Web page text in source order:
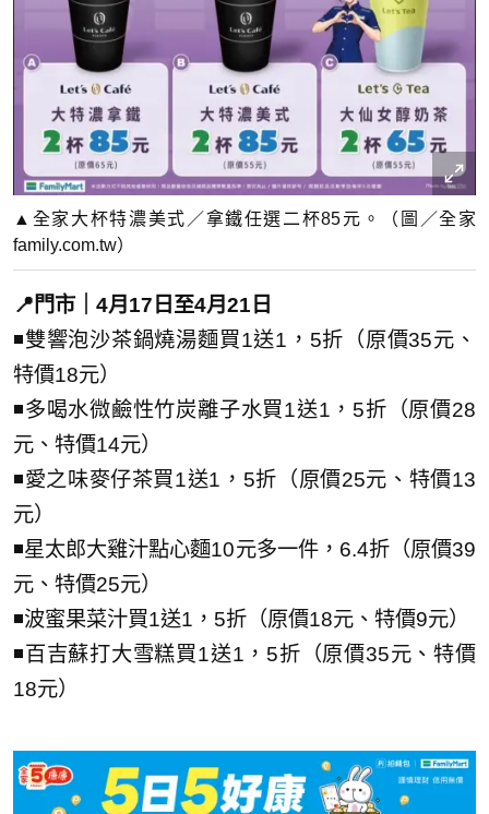
▲全家大杯特濃美式／拿鐵任選二杯85元。（圖／全家
family.com.tw）
📍門市｜4月17日至4月21日
◾雙響泡沙茶鍋燒湯麵買1送1，5折（原價35元、
特價18元）
◾多喝水微鹼性竹炭離子水買1送1，5折（原價28
元、特價14元）
◾愛之味麥仔茶買1送1，5折（原價25元、特價13
元）
◾星太郎大雞汁點心麵10元多一件，6.4折（原價39
元、特價25元）
◾波蜜果菜汁買1送1，5折（原價18元、特價9元）
◾百吉蘇打大雪糕買1送1，5折（原價35元、特價
18元）